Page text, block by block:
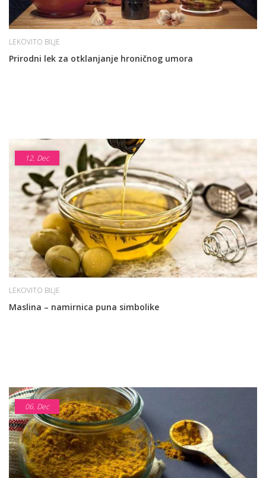
LEKOVITO BILJE
Prirodni lek za otklanjanje hroničnog umora
12. Dec
LEKOVITO BILJE
Maslina – namirnica puna simbolike
06. Dec